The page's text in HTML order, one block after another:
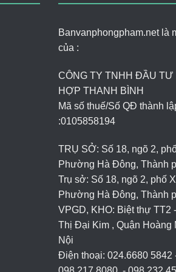
Banvanphongpham.net là
của :
CÔNG TY TNHH ĐẦU TƯ
HỢP THANH BÌNH
Mã số thuế/Số QĐ thành
:0105858194
TRỤ SỞ: Số 18, ngõ 2,
Phường Hà Đông, Thành
Trụ sở: Số 18, ngõ 2, phố
Phường Hà Đông, Thành
VPGD, KHO: Biệt thự TT2
Thị Đại Kim , Quận Hoàng
Nội
Điện thoại: 024.6680 5842